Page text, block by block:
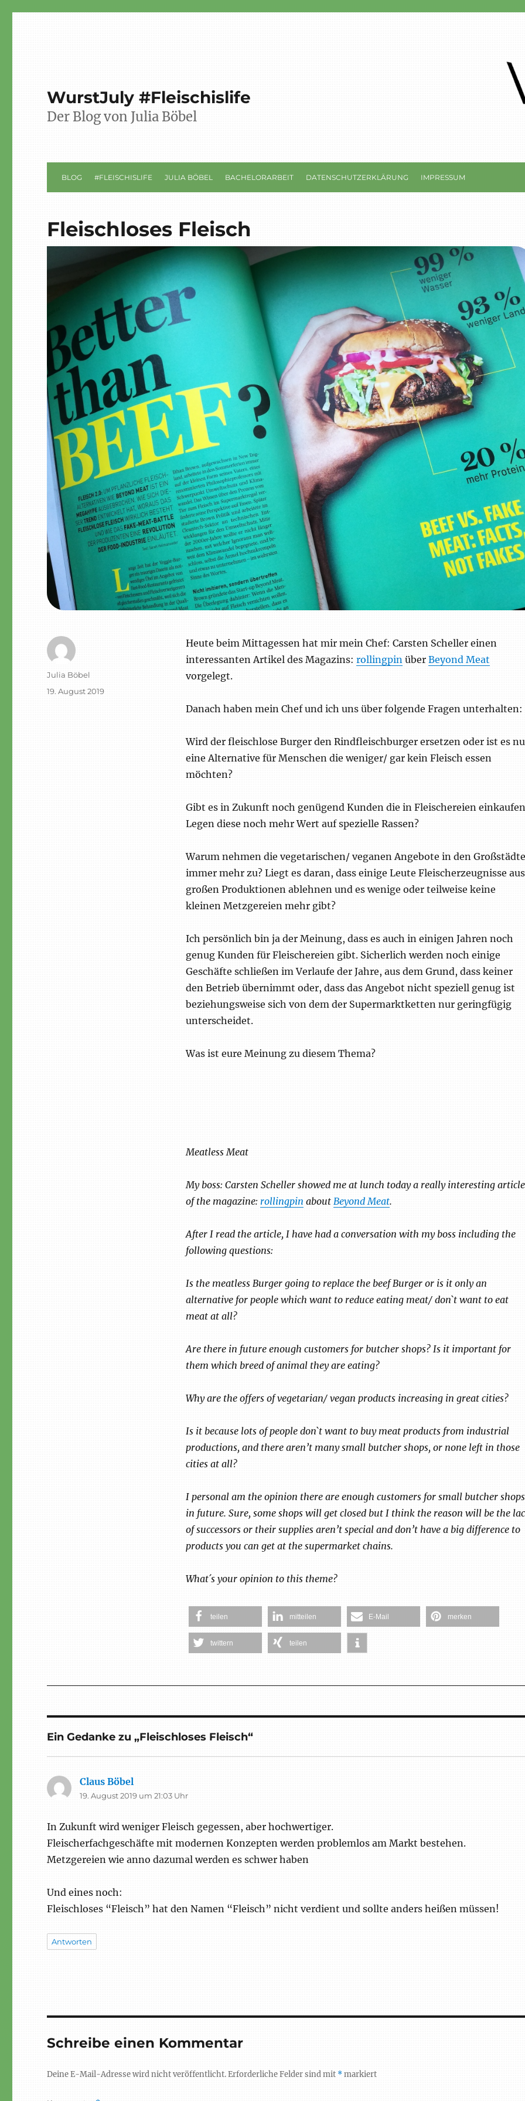
WurstJuly #Fleischislife
Der Blog von Julia Böbel
BLOG #FLEISCHISLIFE JULIA BÖBEL BACHELORARBEIT DATENSCHUTZERKLÄRUNG IMPRESSUM
Fleischloses Fleisch
Heute beim Mittagessen hat mir mein Chef: Carsten Scheller einen
interessanten Artikel des Magazins: rollingpinüber Beyond Meat
vorgelegt.
Danach haben mein Chef und ich uns über folgende Fragen unterhalten:
Wird der fleischlose Burger den Rindfleischburger ersetzen oder ist es
eine Alternative für Menschen die weniger/ gar kein Fleisch essen
möchten?
Gibt es in Zukunft noch genügend Kunden die in Fleischereien
Legen diese noch mehr Wert auf spezielle Rassen?
Warum nehmen die vegetarischen/ veganen Angebote in den
immer mehr zu? Liegt es daran, dass einige Leute Fleischerzeugnisse aus
großen Produktionen ablehnen und es wenige oder teilweise keine
kleinen Metzgereien mehr gibt?
Ich persönlich bin ja der Meinung, dass es auch in einigen Jahren noch
genug Kunden für Fleischereien gibt. Sicherlich werden noch einige
Geschäfte schließen im Verlaufe der Jahre, aus dem Grund, dass keiner
den Betrieb übernimmt oder, dass das Angebot nicht speziell genug ist
beziehungsweise sich von dem der Supermarktketten nur geringfügig
unterscheidet.
Was ist eure Meinung zu diesem Thema?
Meatless Meat
My boss: Carsten Scheller showed me at lunch today a really interesting article
of the magazine: rollingpin about Beyond Meat.
After I read the article, I have had a conversation with my boss including the
following questions:
Is the meatless Burger going to replace the beef Burger or is it only an
alternative for people which want to reduce eating meat/ don`t want to eat
meat at all?
Are there in future enough customers for butcher shops? Is it important for
them which breed of animal they are eating?
Why are the offers of vegetarian/ vegan products increasing in great cities?
Is it because lots of people don`t want to buy meat products from industrial
productions, and there aren’t many small butcher shops, or none left in those
cities at all?
I personal am the opinion there are enough customers for small butcher shops
in future. Sure, some shops will get closed but I think the reason will be the
of successors or their supplies aren’t special and don’t have a big difference to
products you can get at the supermarket chains.
What´s your opinion to this theme?
teilen mitteilen E-Mail merken
twittern teilen
Autor
Julia Böbel
Veröffentlicht
19. August 2019
Ein Gedanke zu „Fleischloses Fleisch“
Claus Böbel
19. August 2019 um 21:03 Uhr
In Zukunft wird weniger Fleisch gegessen, aber hochwertiger.
Fleischerfachgeschäfte mit modernen Konzepten werden problemlos am Markt bestehen.
Metzgereien wie anno dazumal werden es schwer haben
Und eines noch:
Fleischloses “Fleisch” hat den Namen “Fleisch” nicht verdient und sollte anders heißen müssen!
Antworten
Schreibe einen Kommentar
Deine E-Mail-Adresse wird nicht veröffentlicht.Erforderliche Felder sind mit *markiert